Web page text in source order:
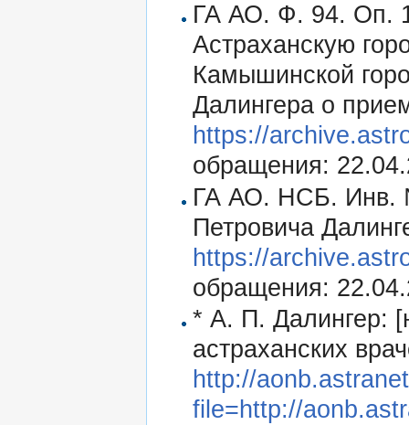
ГА АО. Ф. 94. Оп.
Астраханскую
Камышинской
Далингера о
https://
обращения:
ГА АО. НСБ. Инв.
Петровича
https://
обращения:
* А. П. Далингер:
астраханских
http://
file=http://